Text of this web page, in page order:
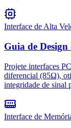
Interface de Alta
Guia de
Projete interfaces
diferencial (85Ω),
integridade de sinal
Interface de